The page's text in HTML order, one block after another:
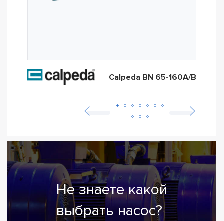
Calpeda BN 65-160A/B
Не знаете какой
выбрать насос?